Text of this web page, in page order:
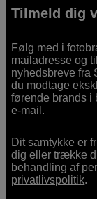
Tilmeld dig
Følg med i
mailadresse og
nyhedsbreve fra
du modtage
førende brands i
e-mail.
Dit samtykke er
dig eller trække
behandling af
privatlivspolitik.